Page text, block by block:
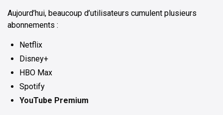
Aujourd’hui, beaucoup d’utilisateurs cumulent plusieurs
abonnements :
Netflix
Disney+
HBO Max
Spotify
YouTube Premium